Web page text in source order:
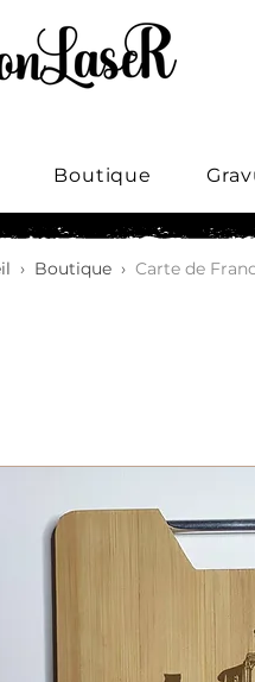
Boutique
› Boutique › Carte de